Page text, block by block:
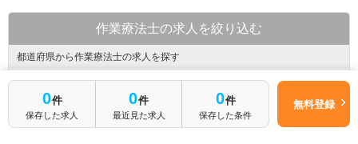
0件
保存した求人
0件
最近見た求人
0件
保存した条件
無料登録
作業療法士の求人を絞り込む
都道府県から作業療法士の求人を探す
岩手県
宮城県
秋田県
山形県
福島県
茨城県 栃木県